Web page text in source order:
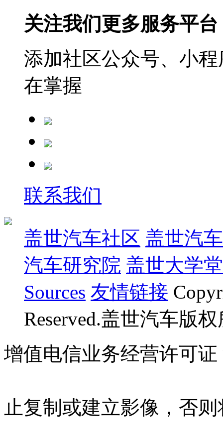
关注我们更多服务平台
添加社区公众号、小
在掌握
联系我们
盖世汽车社区 盖世汽
汽车研究院 盖世大学堂
Sources 友情链接
Reserved.盖世汽车版
增值电信业务经营许可证
止复制或建立影像，否